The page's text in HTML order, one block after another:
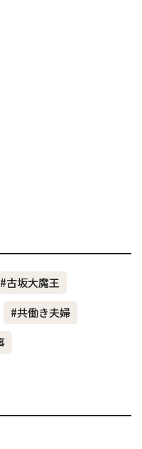
#古坂大魔王
#共働き夫婦